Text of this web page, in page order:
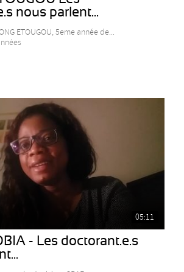
nous parlent...
ETOUGOU, 5eme année de...
05:11
- Les doctorant.e.s